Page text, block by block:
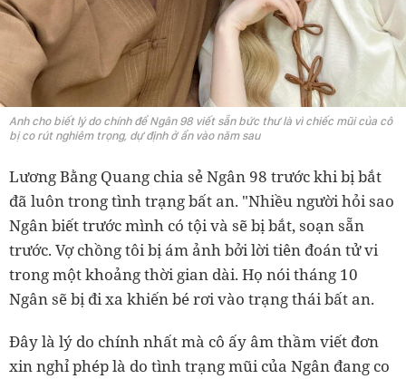
Anh cho biết lý do chính để Ngân 98 viết sẵn bức thư là vì chiếc mũi của cô
bị co rút nghiêm trọng, dự định ở ẩn vào năm sau
Lương Bằng Quang chia sẻ Ngân 98 trước khi bị bắt
đã luôn trong tình trạng bất an. "Nhiều người hỏi sao
Ngân biết trước mình có tội và sẽ bị bắt, soạn sẵn
trước. Vợ chồng tôi bị ám ảnh bởi lời tiên đoán tử vi
trong một khoảng thời gian dài. Họ nói tháng 10
Ngân sẽ bị đi xa khiến bé rơi vào trạng thái bất an.
Đây là lý do chính nhất mà cô ấy âm thầm viết đơn
xin nghỉ phép là do tình trạng mũi của Ngân đang co